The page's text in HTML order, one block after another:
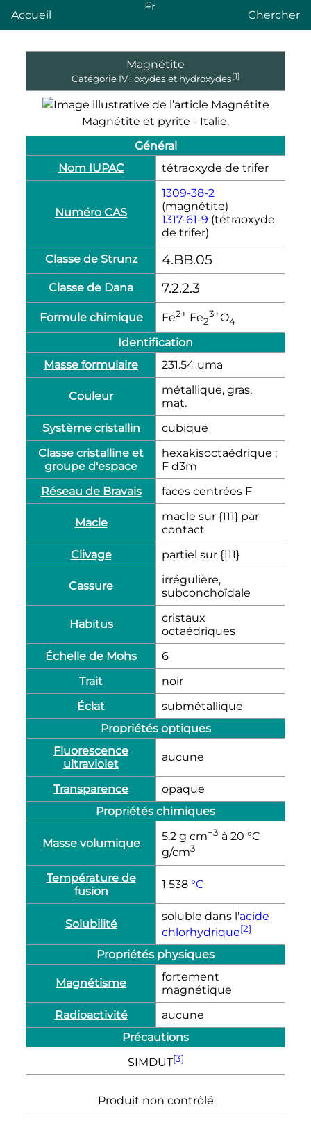
Accueil
Fr
Chercher
Magnétite
Catégorie IV: oxydes et hydroxydes[1]
Magnétite et pyrite - Italie.
Général
Nom IUPAC
tétraoxyde de trifer
Numéro CAS
1309-38-2
(magnétite)
1317-61-9 (tétraoxyde
de trifer)
Classe de Strunz
4.BB.05
Classe de Dana 7.2.2.3
Formule chimique Fe2+ Fe2
3+O4
Identification
Masse formulaire
231.54 uma
Couleur
métallique, gras,
mat.
Système cristallin
cubique
Classe cristalline et
groupe d'espace
hexakisoctaédrique ;
F d3m
Réseau de Bravais
faces centrées F
Macle
macle sur {111} par
contact
Clivage
partiel sur {111}
Cassure
irrégulière,
subconchoïdale
Habitus
cristaux
octaédriques
Échelle de Mohs
6
Trait
noir
Éclat
submétallique
Propriétés optiques
Fluorescence
ultraviolet
aucune
Transparence
opaque
Propriétés chimiques
Masse volumique
5,2 g cm−3 à 20 °C
g/cm3
Température de
fusion
1 538 °C
Solubilité
soluble dans l'acide
chlorhydrique[2]
Propriétés physiques
Magnétisme
fortement
magnétique
Radioactivité
aucune
Précautions
SIMDUT[3]
Produit non contrôlé